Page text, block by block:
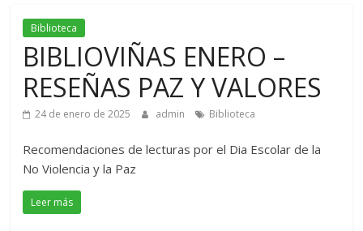
Biblioteca
BIBLIOVIÑAS ENERO –
RESEÑAS PAZ Y VALORES
24 de enero de 2025 admin Biblioteca
Recomendaciones de lecturas por el Dia Escolar de la
No Violencia y la Paz
Leer más